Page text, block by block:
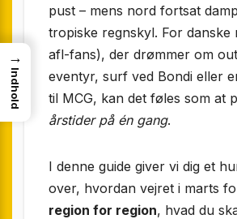
pust – mens nord fortsat
tropiske regnskyl. For danske
afl-fans), der drømmer om
eventyr, surf ved Bondi eller
til MCG, kan det føles som at
årstider på én gang.
I denne guide giver vi dig et
over, hvordan vejret i marts
region for region, hvad du
→
Indhold